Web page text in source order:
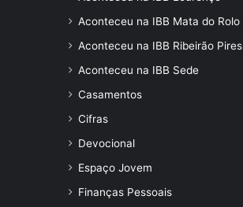
Aconteceu na IBB Mata do Rolo
Aconteceu na IBB Ribeirão Pires
Aconteceu na IBB Sede
Casamentos
Cifras
Devocional
Espaço Jovem
Finanças Pessoais